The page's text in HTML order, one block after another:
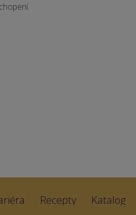
Recepty Katalog